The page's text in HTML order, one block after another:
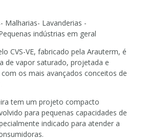
Malharias- Lavanderias -
indústrias em geral
CVS-VE, fabricado pela Arauterm, é
de vapor saturado, projetada e
os mais avançados conceitos de
tem um projeto compacto
para pequenas capacidades de
indicado para atender a